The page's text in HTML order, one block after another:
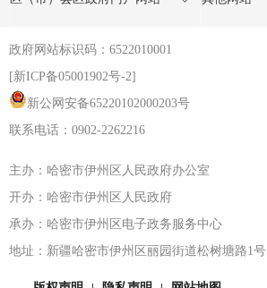
政府网站标识码：6522010001
[新ICP备05001902号-2]
新公网安备65220102000203号
联系电话：0902-2262216
主办：哈密市伊州区人民政府办公室
开办：哈密市伊州区人民政府
承办：哈密市伊州区电子政务服务中心
地址：新疆哈密市伊州区丽园街道松树塘路1号